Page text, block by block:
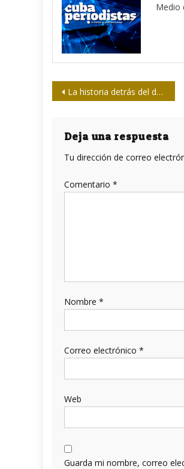
Medio
Navegación
entradas
La historia detrás del derribo de las avionetas de “Hermanos al Rescate” por Cuba
Deja una respuesta
Tu dirección de correo
Comentario *
Nombre *
Correo electrónico *
Web
Guarda mi nombre, correo